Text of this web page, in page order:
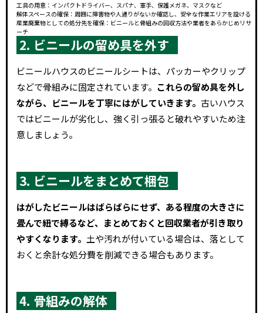
工具の用意：インパクトドライバー、スパナ、軍手、保護メガネ、マスクなど
解体スペースの確保：周囲に障害物や人通りがないか確認し、安全な作業エリアを設ける
産業廃棄物としての処分先を確保：ビニールと骨組みの回収方法や業者をあらかじめリサ
ーチ
2. ビニールの留め具を外す
ビニールハウスのビニールシートは、パッカーやクリップ
などで骨組みに固定されています。 これらの留め具を外し
ながら、ビニールを丁寧にはがしていきます。 古いハウス
ではビニールが劣化し、強く引っ張ると破れやすいため注
意しましょう。
3. ビニールをまとめて梱包
はがしたビニールはばらばらにせず、ある程度の大きさに
畳んで紐で縛るなど、まとめておくと回収業者が引き取り
やすくなります。 土や汚れが付いている場合は、落として
おくと余計な処分費を削減できる場合もあります。
4. 骨組みの解体